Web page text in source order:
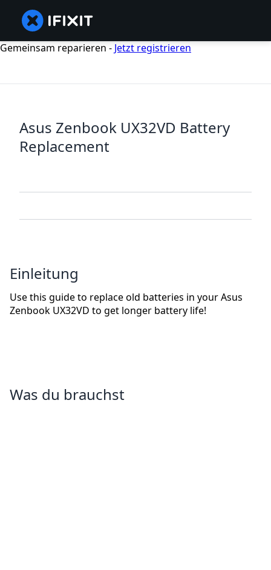
Gemeinsam reparieren - Jetzt registrieren
Asus Zenbook UX32VD Battery
Replacement
Einleitung
Use this guide to replace old batteries in your Asus
Zenbook UX32VD to get longer battery life!
Was du brauchst